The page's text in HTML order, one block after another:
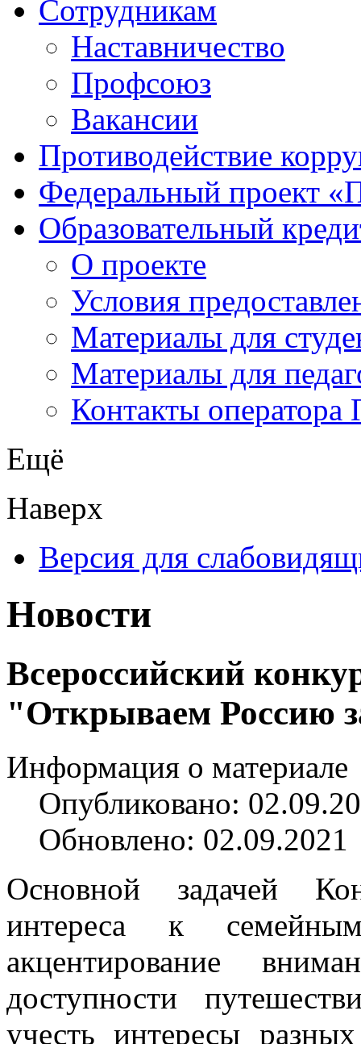
Сотрудникам
Наставничество
Профсоюз
Вакансии
Противодействие
Федеральный проект
Образовательный
О проекте
Условия
Материалы для
Материалы для
Контакты оператора
Ещё
Наверх
Версия для
Новости
Всероссийский
"Открываем Россию
Информация о материале
Опубликовано:
Обновлено: 02.09.2021
Основной задачей
интереса к
акцентирование
доступности
учесть интересы